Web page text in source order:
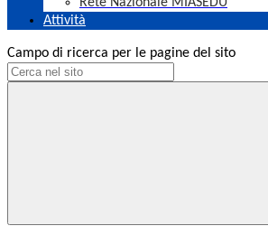
Rete Nazionale MIASEDU
Attività
Campo di ricerca per le pagine del sito